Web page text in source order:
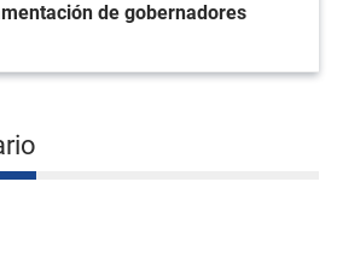
de gobernadores